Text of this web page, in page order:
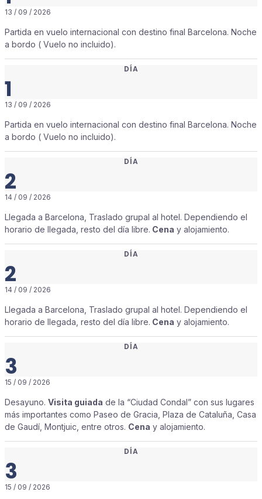
13 / 09 / 2026
Partida en vuelo internacional con destino final Barcelona. Noche
a bordo ( Vuelo no incluido).
DÍA
1
13 / 09 / 2026
Partida en vuelo internacional con destino final Barcelona. Noche
a bordo ( Vuelo no incluido).
DÍA
2
14 / 09 / 2026
Llegada a Barcelona, Traslado grupal al hotel. Dependiendo el
horario de llegada, resto del día libre. Cena y alojamiento.
DÍA
2
14 / 09 / 2026
Llegada a Barcelona, Traslado grupal al hotel. Dependiendo el
horario de llegada, resto del día libre. Cena y alojamiento.
DÍA
3
15 / 09 / 2026
Desayuno. Visita guiada de la “Ciudad Condal” con sus lugares
más importantes como Paseo de Gracia, Plaza de Cataluña, Casa
de Gaudí, Montjuic, entre otros. Cena y alojamiento.
DÍA
3
15 / 09 / 2026